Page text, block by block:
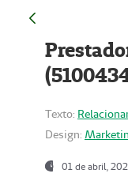
Texto:
Design:
01 de abril,